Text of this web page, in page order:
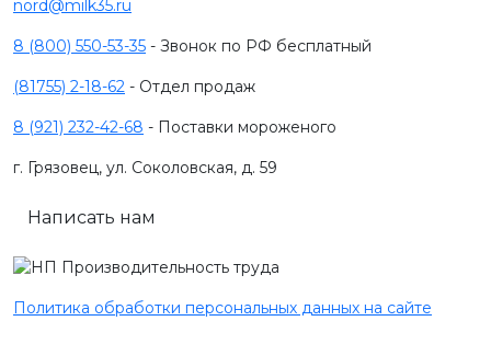
nord@milk35.ru
8 (800) 550-53-35 - Звонок по РФ бесплатный
(81755) 2-18-62 - Отдел продаж
8 (921) 232-42-68 - Поставки мороженого
г. Грязовец, ул. Соколовская, д. 59
Написать нам
Политика обработки персональных данных на сайте